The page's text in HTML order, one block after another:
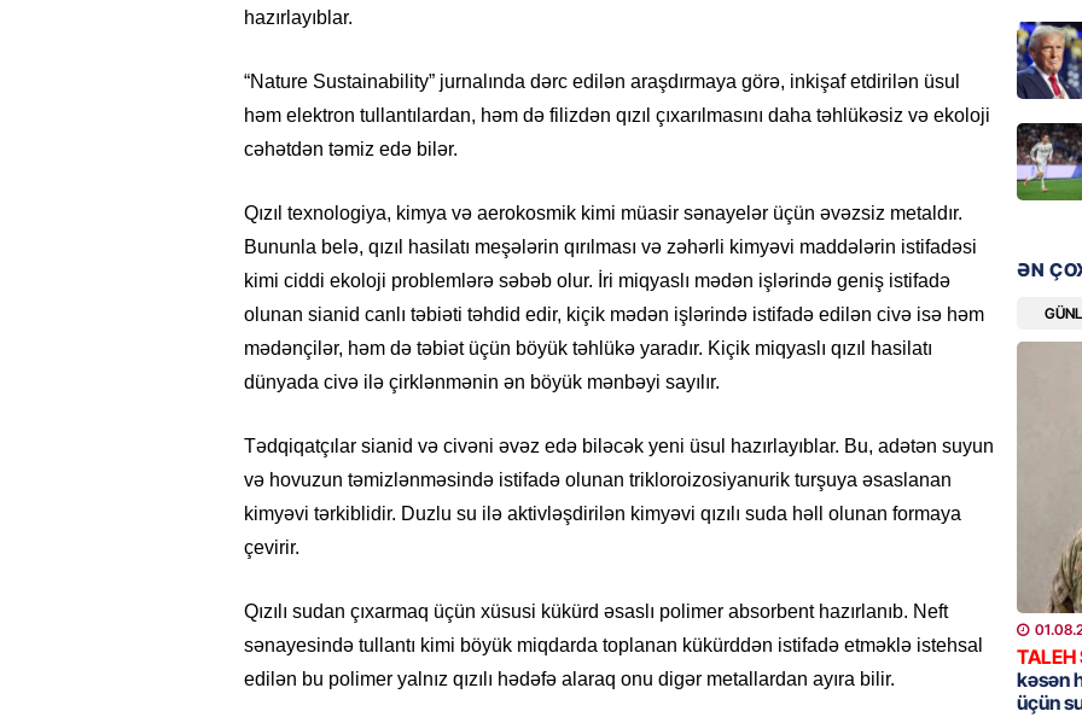
hazırlayıblar.
“Nature Sustainability” jurnalında dərc edilən araşdırmaya görə, inkişaf etdirilən üsul
həm elektron tullantılardan, həm də filizdən qızıl çıxarılmasını daha təhlükəsiz və ekoloji
cəhətdən təmiz edə bilər.
Qızıl texnologiya, kimya və aerokosmik kimi müasir sənayelər üçün əvəzsiz metaldır.
Bununla belə, qızıl hasilatı meşələrin qırılması və zəhərli kimyəvi maddələrin istifadəsi
kimi ciddi ekoloji problemlərə səbəb olur. İri miqyaslı mədən işlərində geniş istifadə
olunan sianid canlı təbiəti təhdid edir, kiçik mədən işlərində istifadə edilən civə isə həm
mədənçilər, həm də təbiət üçün böyük təhlükə yaradır. Kiçik miqyaslı qızıl hasilatı
dünyada civə ilə çirklənmənin ən böyük mənbəyi sayılır.
Tədqiqatçılar sianid və civəni əvəz edə biləcək yeni üsul hazırlayıblar. Bu, adətən suyun
və hovuzun təmizlənməsində istifadə olunan trikloroizosiyanurik turşuya əsaslanan
kimyəvi tərkiblidir. Duzlu su ilə aktivləşdirilən kimyəvi qızılı suda həll olunan formaya
çevirir.
Qızılı sudan çıxarmaq üçün xüsusi kükürd əsaslı polimer absorbent hazırlanıb. Neft
sənayesində tullantı kimi böyük miqdarda toplanan kükürddən istifadə etməklə istehsal
edilən bu polimer yalnız qızılı hədəfə alaraq onu digər metallardan ayıra bilir.
GÜNDƏM
HADISƏ
söydü,
BANNER
ƏN
TALEH
kəsən
üçün